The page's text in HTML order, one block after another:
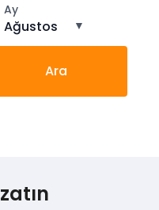
Ay
Ağustos ▼
Ara